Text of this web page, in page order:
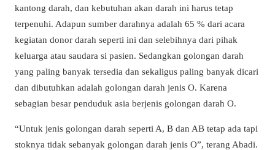
kantong darah, dan kebutuhan akan darah ini harus tetap
terpenuhi. Adapun sumber darahnya adalah 65 % dari acara
kegiatan donor darah seperti ini dan selebihnya dari pihak
keluarga atau saudara si pasien. Sedangkan golongan darah
yang paling banyak tersedia dan sekaligus paling banyak dicari
dan dibutuhkan adalah golongan darah jenis O. Karena
sebagian besar penduduk asia berjenis golongan darah O.
“Untuk jenis golongan darah seperti A, B dan AB tetap ada tapi
stoknya tidak sebanyak golongan darah jenis O”, terang Abadi.